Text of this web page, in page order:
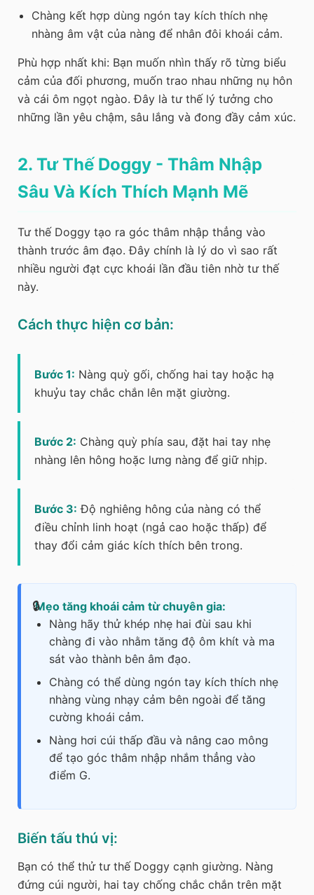
Chàng kết hợp dùng ngón tay kích thích nhẹ
nhàng âm vật của nàng để nhân đôi khoái cảm.
Phù hợp nhất khi: Bạn muốn nhìn thấy rõ từng biểu
cảm của đối phương, muốn trao nhau những nụ hôn
và cái ôm ngọt ngào. Đây là tư thế lý tưởng cho
những lần yêu chậm, sâu lắng và đong đầy cảm xúc.
2. Tư Thế Doggy - Thâm Nhập
Sâu Và Kích Thích Mạnh Mẽ
Tư thế Doggy tạo ra góc thâm nhập thẳng vào
thành trước âm đạo. Đây chính là lý do vì sao rất
nhiều người đạt cực khoái lần đầu tiên nhờ tư thế
này.
Cách thực hiện cơ bản:
Bước 1: Nàng quỳ gối, chống hai tay hoặc hạ
khuỷu tay chắc chắn lên mặt giường.
Bước 2: Chàng quỳ phía sau, đặt hai tay nhẹ
nhàng lên hông hoặc lưng nàng để giữ nhịp.
Bước 3: Độ nghiêng hông của nàng có thể
điều chỉnh linh hoạt (ngả cao hoặc thấp) để
thay đổi cảm giác kích thích bên trong.
Mẹo tăng khoái cảm từ chuyên gia:
Nàng hãy thử khép nhẹ hai đùi sau khi
chàng đi vào nhằm tăng độ ôm khít và ma
sát vào thành bên âm đạo.
Chàng có thể dùng ngón tay kích thích nhẹ
nhàng vùng nhạy cảm bên ngoài để tăng
cường khoái cảm.
Nàng hơi cúi thấp đầu và nâng cao mông
để tạo góc thâm nhập nhắm thẳng vào
điểm G.
Biến tấu thú vị:
Bạn có thể thử tư thế Doggy cạnh giường. Nàng
đứng cúi người, hai tay chống chắc chắn trên mặt